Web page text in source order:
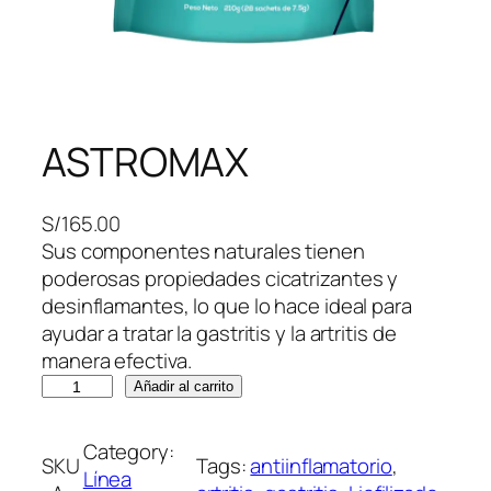
ASTROMAX
S/165.00
Sus componentes naturales tienen
poderosas propiedades cicatrizantes y
desinflamantes, lo que lo hace ideal para
ayudar a tratar la gastritis y la artritis de
manera efectiva.
R
Añadir al carrito
SKUCategory:
Línea
Tags:antiinflamatorio